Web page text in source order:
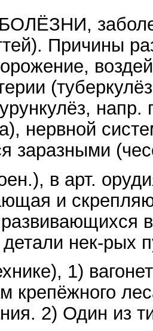
Причины
напр.
нервной
заразными
в арт.
и
нек-рых
1)
крепёжного
2) Один из